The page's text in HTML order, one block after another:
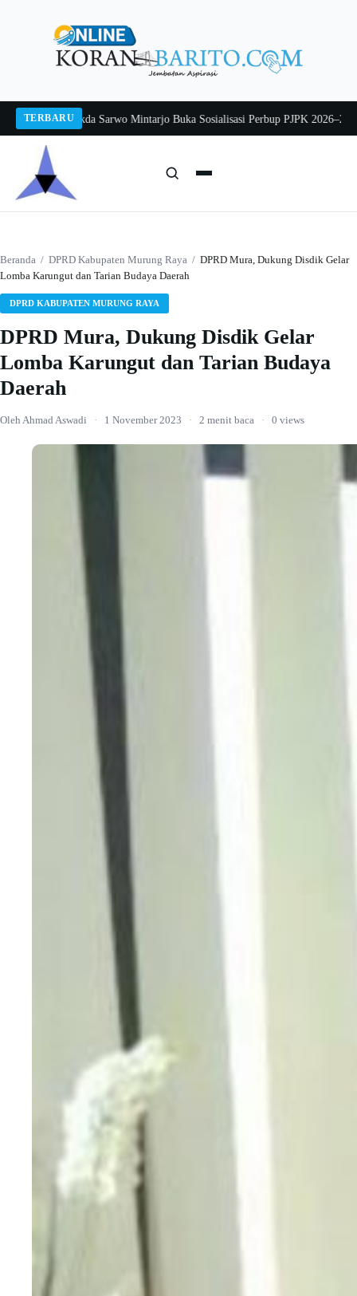
TERBARU
Pj Sekda Sarwo Mintarjo Buka Sosialisasi Perbup PJPK 2026–2030Peternak
Beranda / DPRD Kabupaten Murung Raya / DPRD Mura, Dukung Disdik Gelar
Lomba Karungut dan Tarian Budaya Daerah
DPRD KABUPATEN MURUNG RAYA
DPRD Mura, Dukung Disdik Gelar
Lomba Karungut dan Tarian Budaya
Daerah
Oleh Ahmad Aswadi · 1 November 2023 · 2 menit baca · 0 views